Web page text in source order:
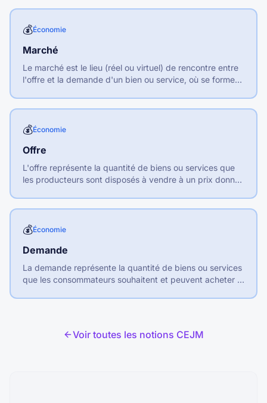
💰Économie
Marché
Le marché est le lieu (réel ou virtuel) de rencontre entre
l'offre et la demande d'un bien ou service, où se forment
💰Économie
Offre
L'offre représente la quantité de biens ou services que
les producteurs sont disposés à vendre à un prix donné
💰Économie
Demande
La demande représente la quantité de biens ou services
que les consommateurs souhaitent et peuvent acheter à
Voir toutes les notions CEJM